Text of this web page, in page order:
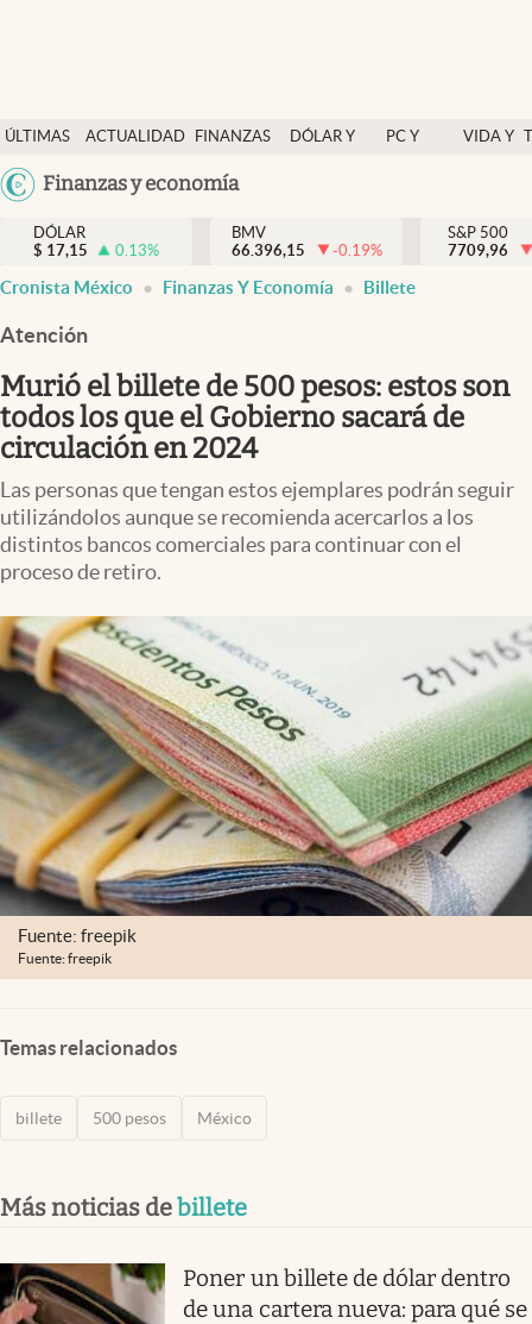
ÚLTIMAS
NOTICIAS
ACTUALIDAD
FINANZAS
DÓLAR Y
PC Y
VIDA Y
México
Finanzas y economía
Actualidad
Finanzas y economía
Dólar y mercados
Pc y celular
Vida y estilo
Tv
Clima
Mediakit
abre en nueva pestaña
México
DÓLAR
$ 17,15 0.13%
BMV
66.396,15
-0.19%
S&P 500
7709,96
Cronista México Finanzas Y Economía Billete
Atención
Murió el billete de 500 pesos: estos son
todos los que el Gobierno sacará de
circulación en 2024
Las personas que tengan estos ejemplares podrán seguir
utilizándolos aunque se recomienda acercarlos a los
distintos bancos comerciales para continuar con el
proceso de retiro.
Fuente: freepik
Fuente: freepik
Temas relacionados
billete 500 pesos México
Más noticias debillete
Poner un billete de dólar dentro
de una cartera nueva: para qué se